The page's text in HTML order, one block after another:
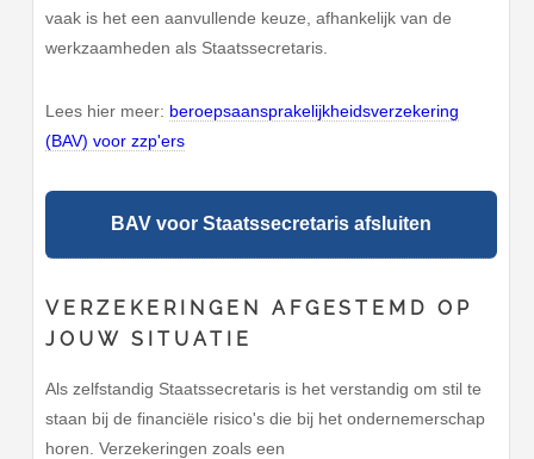
vaak is het een aanvullende keuze, afhankelijk van de
werkzaamheden als Staatssecretaris.
Lees hier meer: beroepsaansprakelijkheidsverzekering
(BAV) voor zzp'ers
BAV voor Staatssecretaris afsluiten
VERZEKERINGEN AFGESTEMD OP
JOUW SITUATIE
Als zelfstandig Staatssecretaris is het verstandig om stil te
staan bij de financiële risico's die bij het ondernemerschap
horen. Verzekeringen zoals een